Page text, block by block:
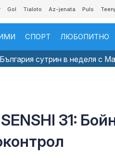
Gol Tialoto Az-jenata Puls
СПОРТ ЛЮБОПИТНО
България сутрин в неделя с
31: